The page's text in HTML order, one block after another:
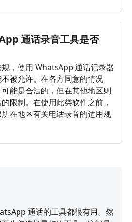
通话录音工具是否
，使用 WhatsApp 通话记录器
被允许。在各方同意的情况
能是合法的，但在其他地区则
限制。在使用此类软件之前，
在地区有关电话录音的适用规
通话的工具都很有用。然